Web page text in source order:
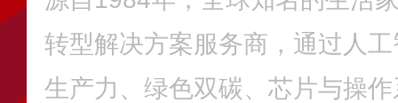
转型解决方案服务商，通过人
生产力、绿色双碳、芯片与操